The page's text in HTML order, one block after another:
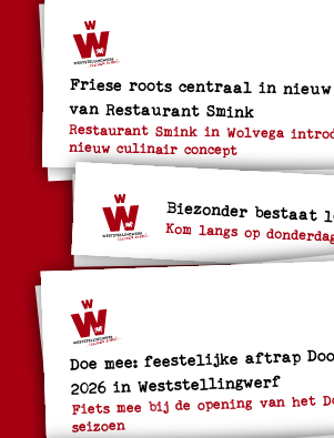
Friese roots centraal in nieuw
van Restaurant Smink
Restaurant Smink in Wolvega
nieuw culinair concept
Biezonder bestaat
Kom langs op
Doe mee: feestelijke aftrap
2026 in Weststellingwerf
Fiets mee bij de opening van het
seizoen